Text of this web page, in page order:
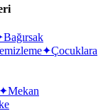
Bağırsak
✦Çocuklara
✦Mekan